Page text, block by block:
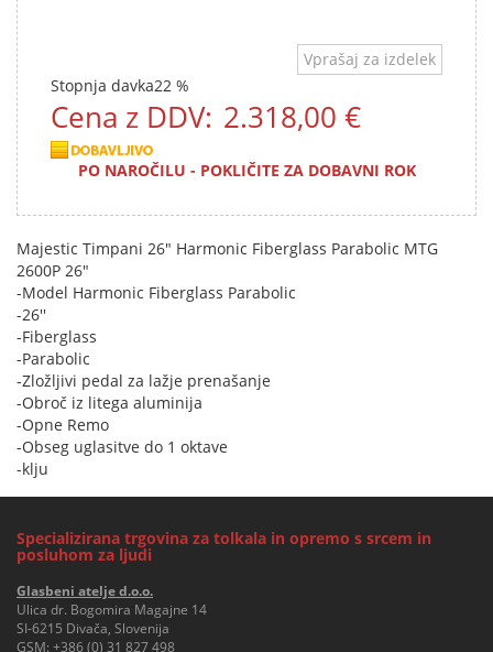
Vprašaj za izdelek
Stopnja davka22 %
Cena z DDV: 2.318,00 €
PO NAROČILU - POKLIČITE ZA DOBAVNI ROK
Majestic Timpani 26" Harmonic Fiberglass Parabolic MTG
2600P 26"
-Model Harmonic Fiberglass Parabolic
-26''
-Fiberglass
-Parabolic
-Zložljivi pedal za lažje prenašanje
-Obroč iz litega aluminija
-Opne Remo
-Obseg uglasitve do 1 oktave
-klju
Specializirana trgovina za tolkala in opremo s srcem in
posluhom za ljudi
Glasbeni atelje d.o.o.
Ulica dr. Bogomira Magajne 14
SI-6215 Divača, Slovenija
GSM: +386 (0) 31 827 498